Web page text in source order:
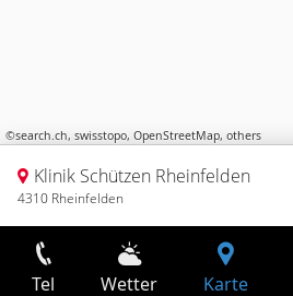
©search.ch, swisstopo, OpenStreetMap, others
Klinik Schützen Rheinfelden
4310 Rheinfelden
Tel Wetter Karte